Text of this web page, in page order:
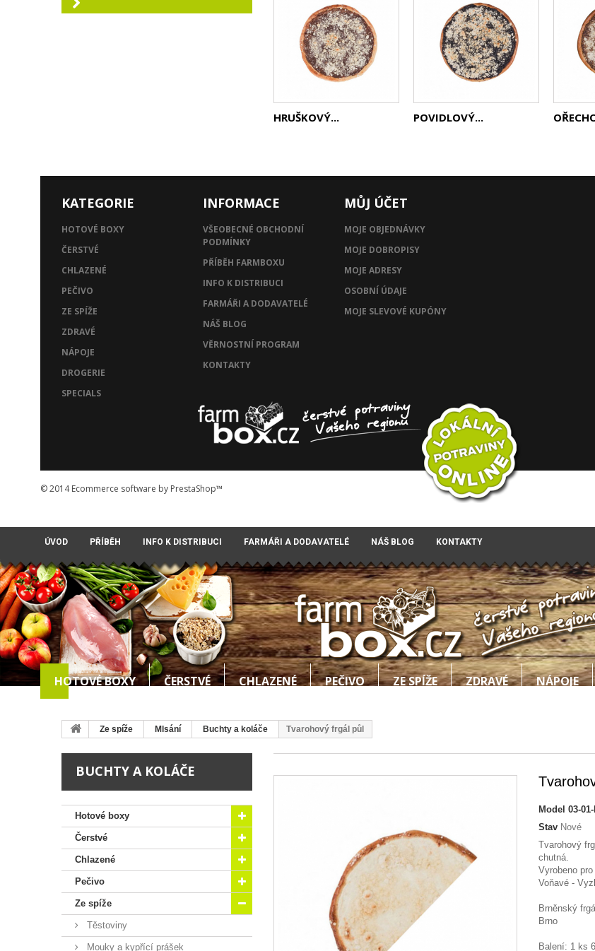
HRUŠKOVÝ... POVIDLOVÝ...
KATEGORIE
HOTOVÉ BOXY
ČERSTVÉ
CHLAZENÉ
PEČIVO
ZE SPÍŽE
ZDRAVÉ
NÁPOJE
DROGERIE
SPECIALS
INFORMACE
VŠEOBECNÉ OBCHODNÍ
PODMÍNKY
PŘÍBĚH FARMBOXU
INFO K DISTRIBUCI
FARMÁŘI A DODAVATELÉ
NÁŠ BLOG
VĚRNOSTNÍ PROGRAM
KONTAKTY
© 2014Ecommerce software by PrestaShop™
MŮJ ÚČET
MOJE OBJEDNÁVKY
MOJE DOBROPISY
MOJE ADRESY
OSOBNÍ ÚDAJE
MOJE SLEVOVÉ KUPÓNY
ÚVOD PŘÍBĚH INFO K DISTRIBUCI FARMÁŘI A DODAVATELÉ NÁŠ BLOG KONTAKTY
HOTOVÉ BOXY ČERSTVÉ CHLAZENÉ PEČIVO ZE SPÍŽE ZDRAVÉ NÁPOJE
Ze spíže Mlsání Buchty a koláče Tvarohový frgál půl
BUCHTY A KOLÁČE
Hotové boxy
Čerstvé
Chlazené
Pečivo
Ze spíže
Těstoviny
Mouky a kypřící prášek
Model 03-
Stav Nové
Tvarohový
chutná.
Vyrobeno
Voňavé -
Brněnský
Brno
Balení: 1 ks